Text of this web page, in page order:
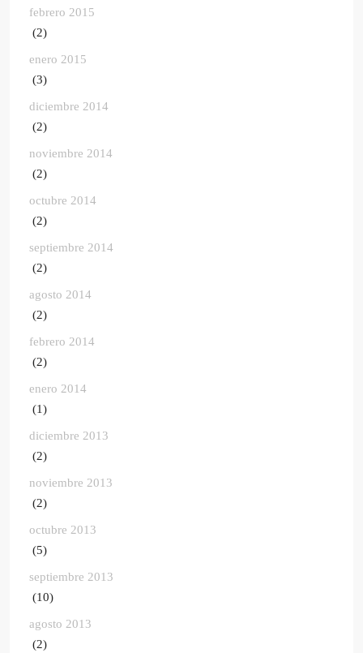
febrero 2015
(2)
enero 2015
(3)
diciembre 2014
(2)
noviembre 2014
(2)
octubre 2014
(2)
septiembre 2014
(2)
agosto 2014
(2)
febrero 2014
(2)
enero 2014
(1)
diciembre 2013
(2)
noviembre 2013
(2)
octubre 2013
(5)
septiembre 2013
(10)
agosto 2013
(2)